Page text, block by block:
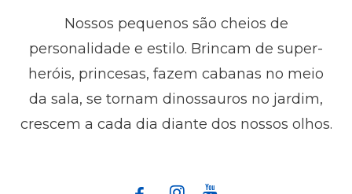
Nossos pequenos são cheios de
personalidade e estilo. Brincam de super-
heróis, princesas, fazem cabanas no meio
da sala, se tornam dinossauros no jardim,
crescem a cada dia diante dos nossos olhos.